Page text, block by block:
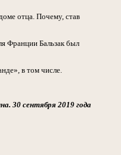
отца. Почему, став
Франции Бальзак был
в том числе.
30 сентября 2019 года